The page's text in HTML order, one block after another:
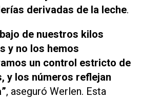
derivadas de la leche.
de nuestros kilos
y no los hemos
un control estricto de
y los números reflejan
, aseguró Werlen. Esta